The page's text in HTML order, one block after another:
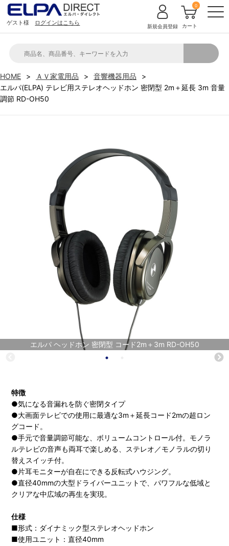
ゲスト様 ログインはこちら 新規会員登録 カート
0
HOME ＡＶ家電用品
音響機器用品
エルパ(ELPA) テレビ用ステレオヘッドホン 密閉型 2m＋延長 3m 音量
調節 RD-OH50
エルパ ヘッドホン 密閉型 コード2m＋3m RD-OH50
特徴
●気になる音漏れを防ぐ密閉タイプ
●大画面テレビでの使用に最適な3m＋延長コード2mの超ロン
グコード。
●手元で音量調節可能な、ボリュームコントロール付。モノラ
ルテレビの音声も両耳で楽しめる、ステレオ／モノラルの切り
替えスイッチ付。
●片耳モニターが自在にできる反転式ハウジング。
●直径40mmの大型ドライバーユニットで、パワフルな低域と
クリアな中広域の再生を実現。
仕様
■形式：ダイナミック型ステレオヘッドホン
■使用ユニット：直径40mm